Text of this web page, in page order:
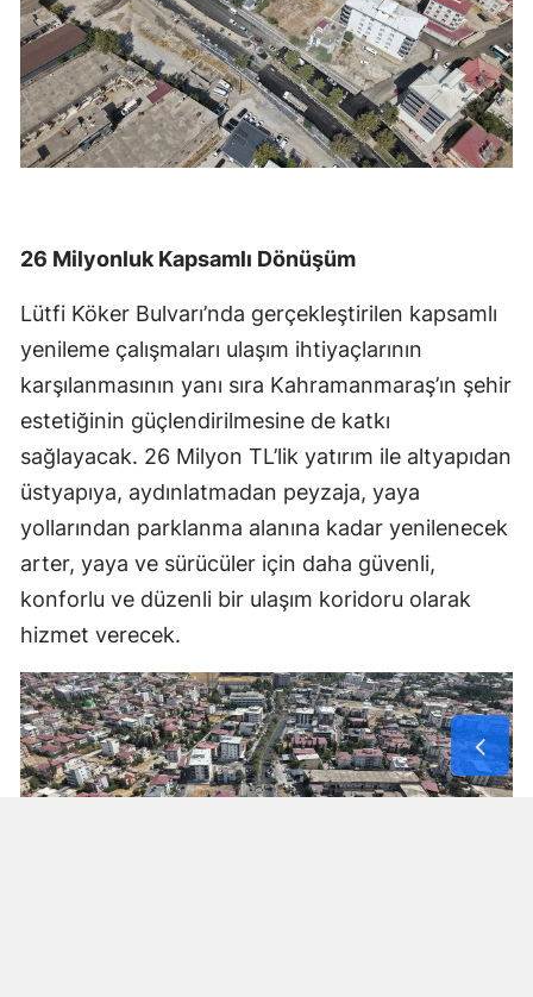
26 Milyonluk Kapsamlı Dönüşüm
Lütfi Köker Bulvarı’nda gerçekleştirilen kapsamlı
yenileme çalışmaları ulaşım ihtiyaçlarının
karşılanmasının yanı sıra Kahramanmaraş’ın şehir
estetiğinin güçlendirilmesine de katkı
sağlayacak. 26 Milyon TL’lik yatırım ile altyapıdan
üstyapıya, aydınlatmadan peyzaja, yaya
yollarından parklanma alanına kadar yenilenecek
arter, yaya ve sürücüler için daha güvenli,
konforlu ve düzenli bir ulaşım koridoru olarak
hizmet verecek.